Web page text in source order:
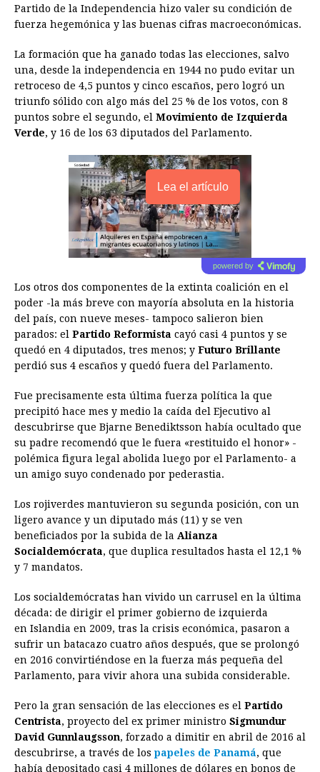
Partido de la Independencia hizo valer su condición de
fuerza hegemónica y las buenas cifras macroeconómicas.
La formación que ha ganado todas las elecciones, salvo
una, desde la independencia en 1944 no pudo evitar un
retroceso de 4,5 puntos y cinco escaños, pero logró un
triunfo sólido con algo más del 25 % de los votos, con 8
puntos sobre el segundo, el Movimiento de Izquierda
Verde, y 16 de los 63 diputados del Parlamento.
Lea el artículo
powered by
Los otros dos componentes de la extinta coalición en el
poder -la más breve con mayoría absoluta en la historia
del país, con nueve meses- tampoco salieron bien
parados: el Partido Reformista cayó casi 4 puntos y se
quedó en 4 diputados, tres menos; y Futuro Brillante
perdió sus 4 escaños y quedó fuera del Parlamento.
Fue precisamente esta última fuerza política la que
precipitó hace mes y medio la caída del Ejecutivo al
descubrirse que Bjarne Benediktsson había ocultado que
su padre recomendó que le fuera «restituido el honor» -
polémica figura legal abolida luego por el Parlamento- a
un amigo suyo condenado por pederastia.
Los rojiverdes mantuvieron su segunda posición, con un
ligero avance y un diputado más (11) y se ven
beneficiados por la subida de la Alianza
Socialdemócrata, que duplica resultados hasta el 12,1 %
y 7 mandatos.
Los socialdemócratas han vivido un carrusel en la última
década: de dirigir el primer gobierno de izquierda
en Islandia en 2009, tras la crisis económica, pasaron a
sufrir un batacazo cuatro años después, que se prolongó
en 2016 convirtiéndose en la fuerza más pequeña del
Parlamento, para vivir ahora una subida considerable.
Pero la gran sensación de las elecciones es el Partido
Centrista, proyecto del ex primer ministro Sigmundur
David Gunnlaugsson, forzado a dimitir en abril de 2016 al
descubrirse, a través de los papeles de Panamá, que
había depositado casi 4 millones de dólares en bonos de